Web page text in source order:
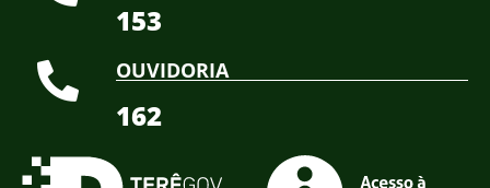
153
OUVIDORIA
162